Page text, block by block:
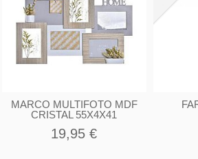
MARCO MULTIFOTO MDF
CRISTAL 55X4X41
19,95 €